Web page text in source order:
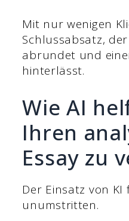
Mit nur wenigen
Schlussabsatz,
abrundet und
hinterlässt.
Wie AI
Ihren
Essay zu
Der Einsatz von
unumstritten.